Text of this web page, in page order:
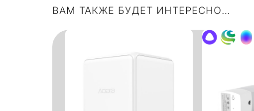
ВАМ ТАКЖЕ БУДЕТ ИНТЕРЕСНО…